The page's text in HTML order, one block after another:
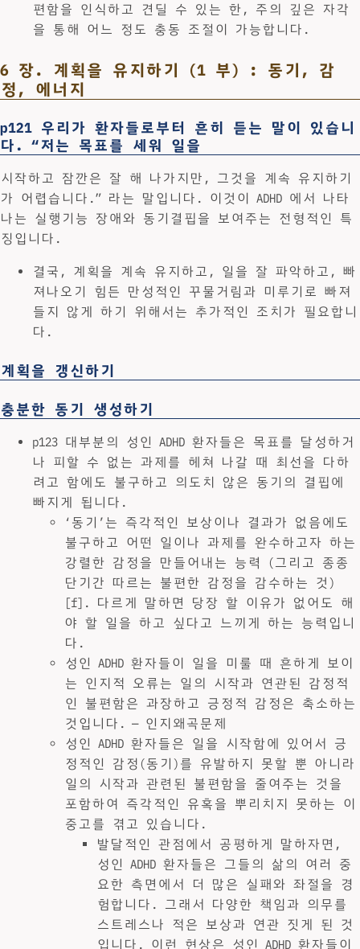
편함을 인식하고 견딜 수 있는 한, 주의 깊은 자각
을 통해 어느 정도 충동 조절이 가능합니다.
6 장. 계획을 유지하기 (1 부) : 동기, 감
정, 에너지
p121 우리가 환자들로부터 흔히 듣는 말이 있습니
다. “저는 목표를 세워 일을
시작하고 잠깐은 잘 해 나가지만, 그것을 계속 유지하기
가 어렵습니다.” 라는 말입니다. 이것이 ADHD 에서 나타
나는 실행기능 장애와 동기결핍을 보여주는 전형적인 특
징입니다.
결국, 계획을 계속 유지하고, 일을 잘 파악하고, 빠
져나오기 힘든 만성적인 꾸물거림과 미루기로 빠져
들지 않게 하기 위해서는 추가적인 조치가 필요합니
다.
계획을 갱신하기
충분한 동기 생성하기
p123 대부분의 성인 ADHD 환자들은 목표를 달성하거
나 피할 수 없는 과제를 헤쳐 나갈 때 최선을 다하
려고 함에도 불구하고 의도치 않은 동기의 결핍에
빠지게 됩니다.
‘동기’는 즉각적인 보상이나 결과가 없음에도
불구하고 어떤 일이나 과제를 완수하고자 하는
강렬한 감정을 만들어내는 능력 (그리고 종종
단기간 따르는 불편한 감정을 감수하는 것)
[f]. 다르게 말하면 당장 할 이유가 없어도 해
야 할 일을 하고 싶다고 느끼게 하는 능력입니
다.
성인 ADHD 환자들이 일을 미룰 때 흔하게 보이
는 인지적 오류는 일의 시작과 연관된 감정적
인 불편함은 과장하고 긍정적 감정은 축소하는
것입니다. — 인지왜곡문제
성인 ADHD 환자들은 일을 시작함에 있어서 긍
정적인 감정(동기)를 유발하지 못할 뿐 아니라
일의 시작과 관련된 불편함을 줄여주는 것을
포함하여 즉각적인 유혹을 뿌리치지 못하는 이
중고를 겪고 있습니다.
발달적인 관점에서 공평하게 말하자면,
성인 ADHD 환자들은 그들의 삶의 여러 중
요한 측면에서 더 많은 실패와 좌절을 경
험합니다. 그래서 다양한 책임과 의무를
스트레스나 적은 보상과 연관 짓게 된 것
입니다. 이런 현상은 성인 ADHD 환자들이